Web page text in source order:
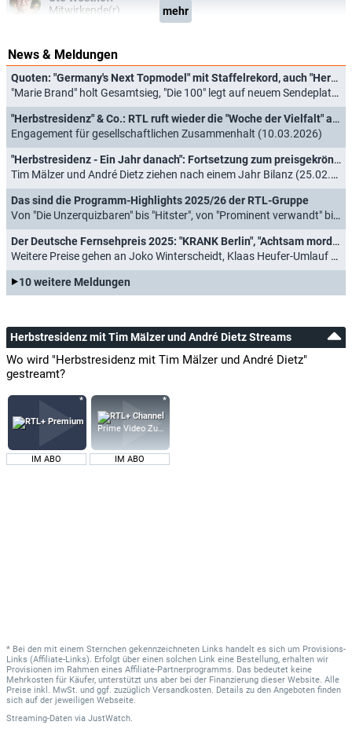
Mitwirkende(r)
mehr
News & Meldungen
Quoten: "Germany's Next Topmodel" mit Staffelrekord, auch "Herbstresidenz" punktet
"Marie Brand" holt Gesamtsieg, "Die 100" legt auf neuem Sendeplatz zu (26.03.2026)
"Herbstresidenz" & Co.: RTL ruft wieder die "Woche der Vielfalt" aus
Engagement für gesellschaftlichen Zusammenhalt (10.03.2026)
"Herbstresidenz - Ein Jahr danach": Fortsetzung zum preisgekrönten VOX-Format
Tim Mälzer und André Dietz ziehen nach einem Jahr Bilanz (25.02.2026)
Das sind die Programm-Highlights 2025/26 der RTL-Gruppe
Von "Die Unzerquizbaren" bis "Hitster", von "Prominent verwandt" bis "Neue Geschichten vom Pumuckl" (31.10.2025)
Der Deutsche Fernsehpreis 2025: "KRANK Berlin", "Achtsam morden" und "Kaulitz & Kaulitz" ausgezeichnet
Weitere Preise gehen an Joko Winterscheidt, Klaas Heufer-Umlauf und Teddy Teclebrhan (10.09.2025)
10 weitere Meldungen
Herbstresidenz mit Tim Mälzer und André Dietz Streams
Wo wird "Herbstresidenz mit Tim Mälzer und André Dietz"
gestreamt?
IM ABO
Prime Video Zusatz-Kanäle
IM ABO
* Bei den mit einem Sternchen gekennzeichneten Links handelt es sich um Provisions-
Links (Affiliate-Links). Erfolgt über einen solchen Link eine Bestellung, erhalten wir
Provisionen im Rahmen eines Affiliate-Partnerprogramms. Das bedeutet keine
Mehrkosten für Käufer, unterstützt uns aber bei der Finanzierung dieser Website. Alle
Preise inkl. MwSt. und ggf. zuzüglich Versandkosten. Details zu den Angeboten finden
sich auf der jeweiligen Webseite.
Streaming-Daten via JustWatch.